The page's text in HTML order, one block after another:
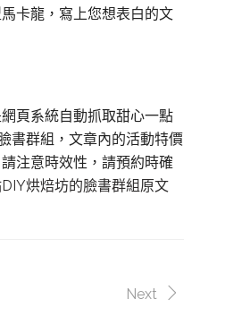
卡龍，寫上您想表白的文
頁系統自動抓取甜心一點
書群組，文章內的活動特價
注意時效性，請預約時確
烘焙坊的臉書群組原文
Next